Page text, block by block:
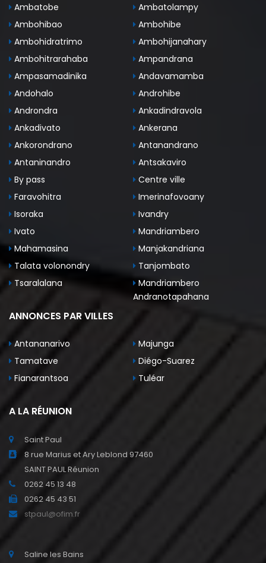
Ambatobe
Ambatolampy
Ambohibao
Ambohibe
Ambohidratrimo
Ambohijanahary
Ambohitrarahaba
Ampandrana
Ampasamadinika
Andavamamba
Andohalo
Androhibe
Androndra
Ankadindravola
Ankadivato
Ankerana
Ankorondrano
Antanandrano
Antaninandro
Antsakaviro
By pass
Centre ville
Faravohitra
Imerinafovoany
Isoraka
Ivandry
Ivato
Mandriambero
Mahamasina
Manjakandriana
Talata volonondry
Tanjombato
Tsaralalana
Mandriambero
Andranotapahana
ANNONCES PAR VILLES
Antananarivo
Majunga
Tamatave
Diégo-Suarez
Fianarantsoa
Tuléar
A LA RÉUNION
Saint Paul
8 rue Marius et Ary Leblond 97460
SAINT PAUL Réunion
0262 45 13 48
0262 45 43 51
stpaul@ofim.fr
Saline les Bains